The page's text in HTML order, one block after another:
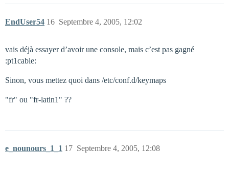
EndUser54 Septembre 4, 2005, 12:02
16
vais déjà essayer d’avoir une console, mais c’est pas gagné
:pt1cable:
Sinon, vous mettez quoi dans /etc/conf.d/keymaps
"fr" ou "fr-latin1" ??
e_nounours_1_1 Septembre 4, 2005, 12:08
17